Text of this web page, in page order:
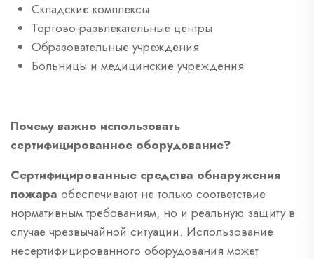
Складские комплексы
Торгово-развлекательные центры
Образовательные учреждения
Больницы и медицинские учреждения
Почему важно использовать
сертифицированное оборудование?
Сертифицированные средства обнаружения
пожара обеспечивают не только соответствие
нормативным требованиям, но и реальную защиту в
случае чрезвычайной ситуации. Использование
несертифицированного оборудования может